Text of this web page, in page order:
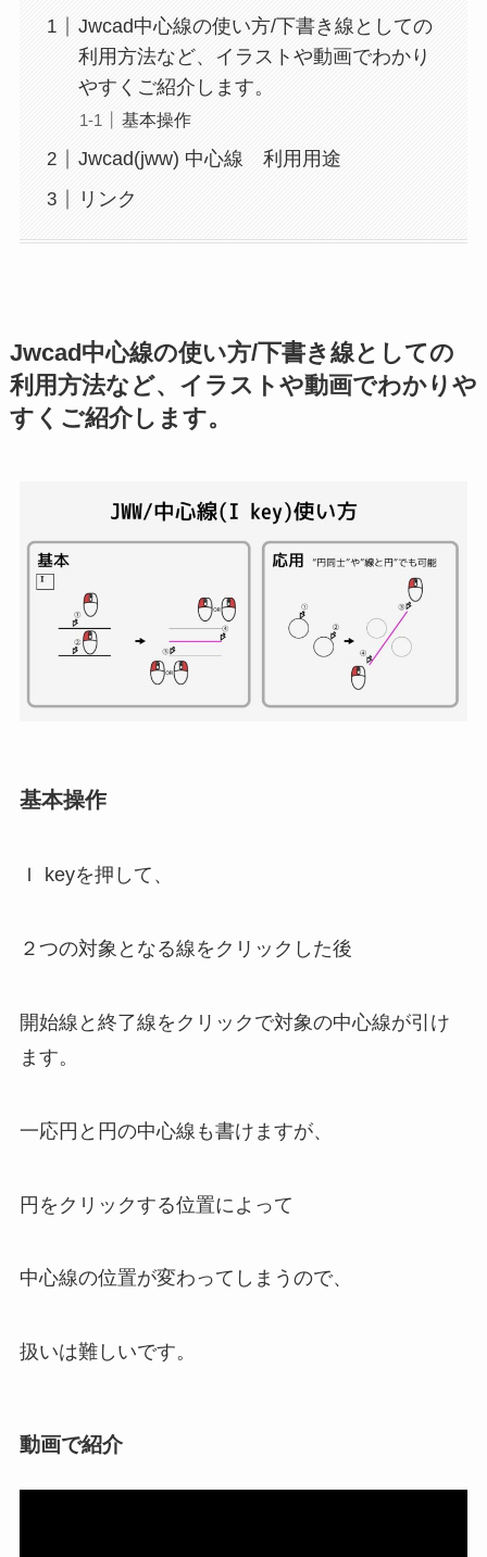
Jwcad中心線の使い方/下書き線としての
利用方法など、イラストや動画でわかり
やすくご紹介します。
基本操作
Jwcad(jww) 中心線 利用用途
リンク
Jwcad中心線の使い方/下書き線としての
利用方法など、イラストや動画でわかりや
すくご紹介します。
基本操作
Ｉ keyを押して、
２つの対象となる線をクリックした後
開始線と終了線をクリックで対象の中心線が引け
ます。
一応円と円の中心線も書けますが、
円をクリックする位置によって
中心線の位置が変わってしまうので、
扱いは難しいです。
動画で紹介